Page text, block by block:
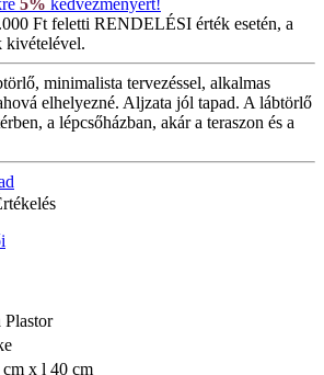
Ft feletti RENDELÉSI érték esetén, a
kivételével.
minimalista tervezéssel, alkalmas
elhelyezné. Aljzata jól tapad. A lábtörlő
a lépcsőházban, akár a teraszon és a
Plastor
x l 40 cm